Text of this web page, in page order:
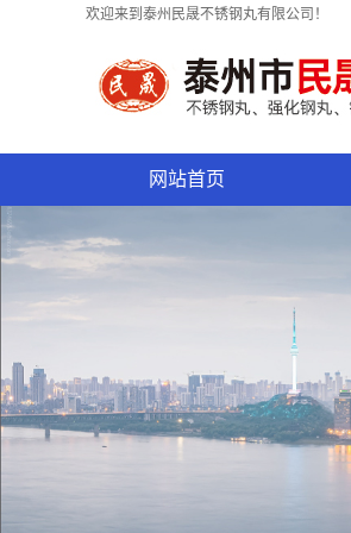
欢迎来到泰州民晟不锈钢丸有限公司！
网站首页